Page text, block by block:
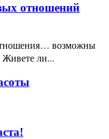
отношений
возможны
Живете ли...